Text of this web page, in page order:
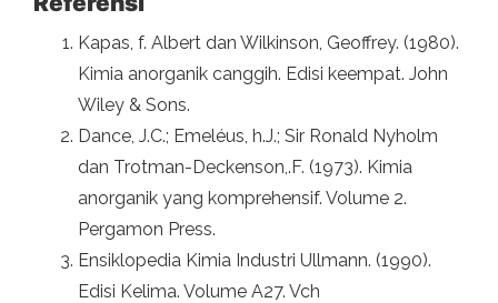
Kapas, f. Albert dan Wilkinson, Geoffrey. (1980).
Kimia anorganik canggih. Edisi keempat. John
Wiley & Sons.
Dance, J.C.; Emeléus, h.J.; Sir Ronald Nyholm
dan Trotman-Deckenson,.F. (1973). Kimia
anorganik yang komprehensif. Volume 2.
Pergamon Press.
Ensiklopedia Kimia Industri Ullmann. (1990).
Edisi Kelima. Volume A27. Vch